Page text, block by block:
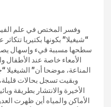
وفسر المختص في علم
“شيغيلا” بكونها بكتيريا
سطحها مسببة قيء وإسهال
الأمعاء خاصة عند الأطفال
المناعة، موضحا أن”
وبقيت تسجل بحالات
الأخيرة والانتشار بطريقة
الأماكن والمياه أين ظهرت